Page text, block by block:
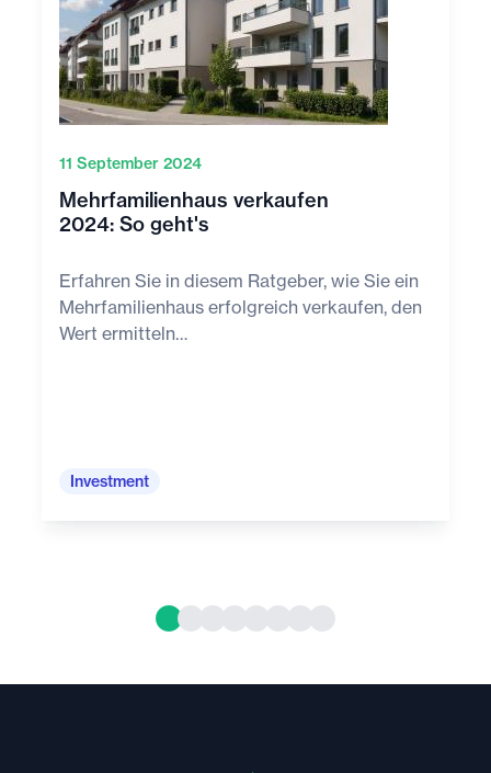
11 September 2024
Mehrfamilienhaus verkaufen
2024: So geht's
Erfahren Sie in diesem Ratgeber, wie Sie ein
Mehrfamilienhaus erfolgreich verkaufen, den
Wert ermitteln…
Investment